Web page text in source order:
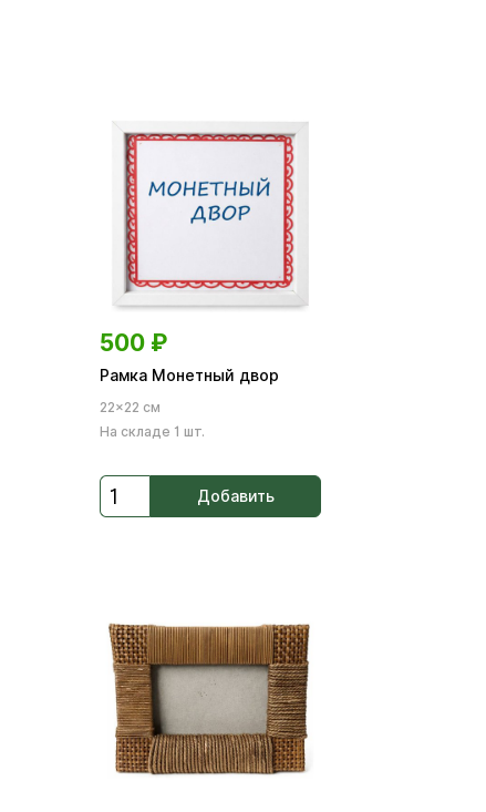
500 ₽
Рамка Монетный двор
22×22 см
На складе 1 шт.
Добавить